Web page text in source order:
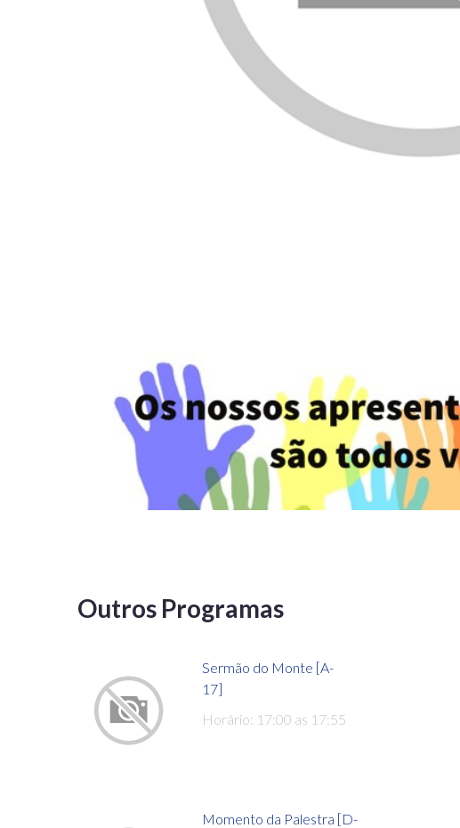
Outros Programas
Sermão do Monte [A-
17]
Horário: 17:00 as 17:55
Momento da Palestra [D-